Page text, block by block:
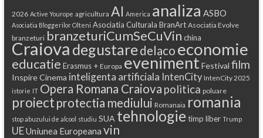
2026 Active Yourope agricultura AI America analiza ASBO
Asociatia Bloggerilor Olteni Asociatia Culturala BranArt Asociatia Evolve
branzeturi branzeturiCumSeCuVin china
Craiova degustaredelaco economie
educatie Erasmus + Europa eveniment Festival film
Inspire Cinema inteligenta artificiala IntenCity IntenCity 2025
istorie IT Opera Romana Craiova politica poluare
proiect protectia mediului Romanaia romania
stop abuzului de alcool studiu SUA tehnologie timp liber Trump
UEUniunea Europeana vin